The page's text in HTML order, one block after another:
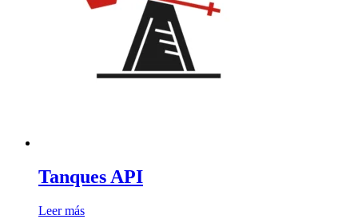
Tanques API
Leer más